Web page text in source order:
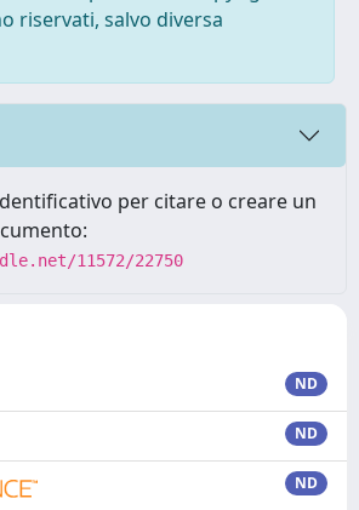
riservati, salvo diversa
per citare o creare un
11572/22750
ND
ND
ND